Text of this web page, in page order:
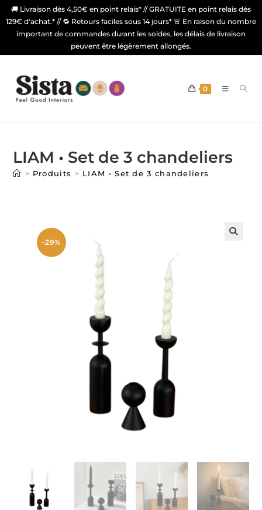
🚚 Livraison dès 4,50€ en point relais* // GRATUITE en point relais dés
129€ d'achat.* // 🔁 Retours faciles sous 14 jours* 🚨 En raison du nombre
important de commandes durant les soldes, les délais de livraison
peuvent être légèrement allongés.
0
LIAM • Set de 3 chandeliers
> Produits > LIAM • Set de 3 chandeliers
-29%